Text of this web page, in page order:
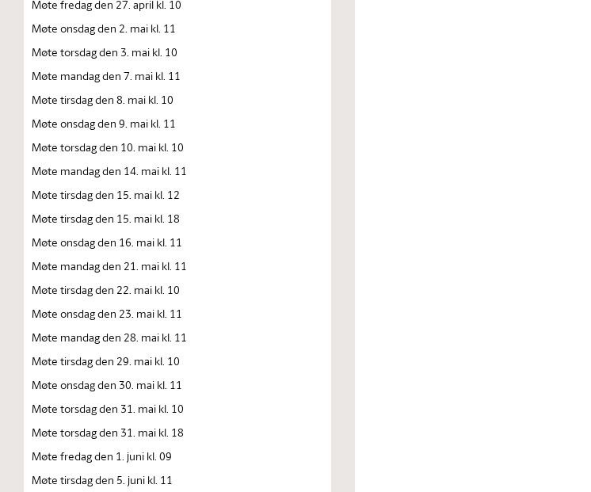
Møte fredag den 27. april kl. 10
Møte onsdag den 2. mai kl. 11
Møte torsdag den 3. mai kl. 10
Møte mandag den 7. mai kl. 11
Møte tirsdag den 8. mai kl. 10
Møte onsdag den 9. mai kl. 11
Møte torsdag den 10. mai kl. 10
Møte mandag den 14. mai kl. 11
Møte tirsdag den 15. mai kl. 12
Møte tirsdag den 15. mai kl. 18
Møte onsdag den 16. mai kl. 11
Møte mandag den 21. mai kl. 11
Møte tirsdag den 22. mai kl. 10
Møte onsdag den 23. mai kl. 11
Møte mandag den 28. mai kl. 11
Møte tirsdag den 29. mai kl. 10
Møte onsdag den 30. mai kl. 11
Møte torsdag den 31. mai kl. 10
Møte torsdag den 31. mai kl. 18
Møte fredag den 1. juni kl. 09
Møte tirsdag den 5. juni kl. 11